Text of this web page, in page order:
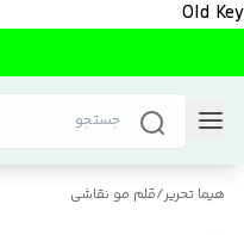
Old Key
هیما تحریر/قلم مو نقاشی